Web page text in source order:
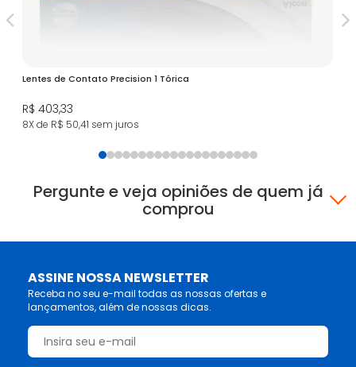
Lentes de Contato Precision 1 Tórica
R$ 403,33
8X de R$ 50,41 sem juros
Pergunte e veja opiniões de quem já
comprou
ASSINE NOSSA NEWSLETTER
Receba no seu e-mail todas as nossas ofertas e
lançamentos, além de nossas dicas.